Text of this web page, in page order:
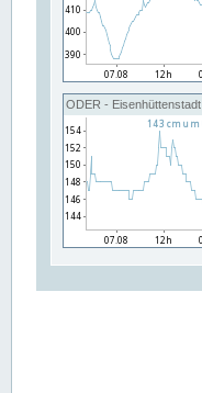
ODER - Eisenhüttenstadt